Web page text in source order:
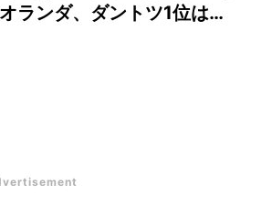
ランダ、ダントツ1位は…